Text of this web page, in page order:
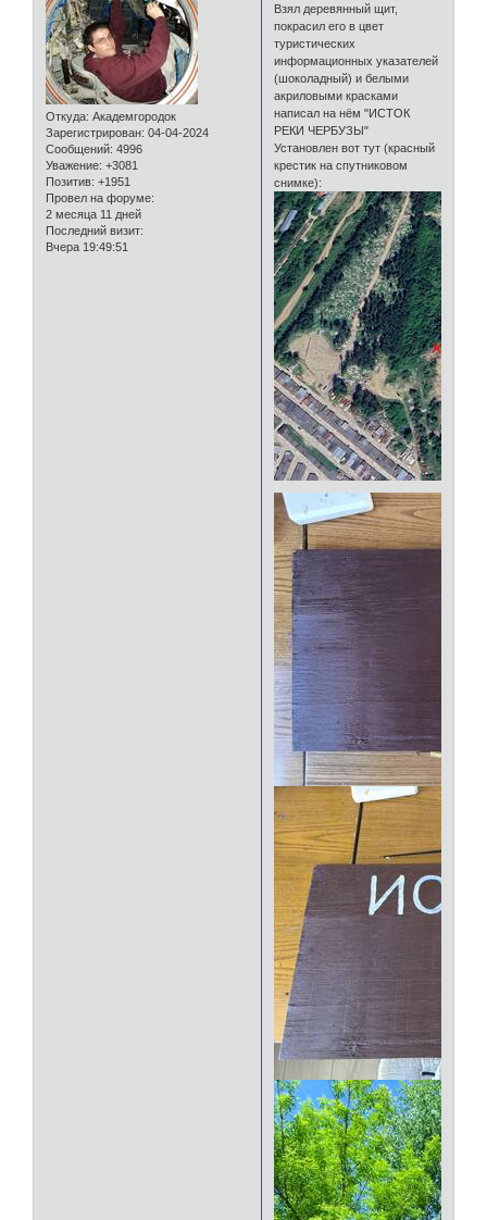
Откуда: Академгородок
Зарегистрирован: 04-04-2024
Сообщений: 4996
Уважение: +3081
Позитив: +1951
Провел на форуме:
2 месяца 11 дней
Последний визит:
Вчера 19:49:51
Взял деревянный щит,
покрасил его в цвет
туристических
информационных указателей
(шоколадный) и белыми
акриловыми красками
написал на нём "ИСТОК
РЕКИ ЧЕРБУЗЫ"
Установлен вот тут (красный
крестик на спутниковом
снимке):